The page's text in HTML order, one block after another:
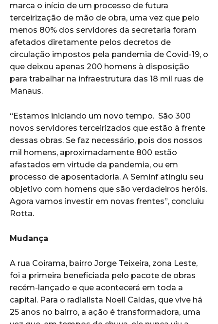
marca o início de um processo de futura
terceirização de mão de obra, uma vez que pelo
menos 80% dos servidores da secretaria foram
afetados diretamente pelos decretos de
circulação impostos pela pandemia de Covid-19, o
que deixou apenas 200 homens à disposição
para trabalhar na infraestrutura das 18 mil ruas de
Manaus.
“Estamos iniciando um novo tempo. São 300
novos servidores terceirizados que estão à frente
dessas obras. Se faz necessário, pois dos nossos
mil homens, aproximadamente 800 estão
afastados em virtude da pandemia, ou em
processo de aposentadoria. A Seminf atingiu seu
objetivo com homens que são verdadeiros heróis.
Agora vamos investir em novas frentes”, concluiu
Rotta.
Mudança
A rua Coirama, bairro Jorge Teixeira, zona Leste,
foi a primeira beneficiada pelo pacote de obras
recém-lançado e que acontecerá em toda a
capital. Para o radialista Noeli Caldas, que vive há
25 anos no bairro, a ação é transformadora, uma